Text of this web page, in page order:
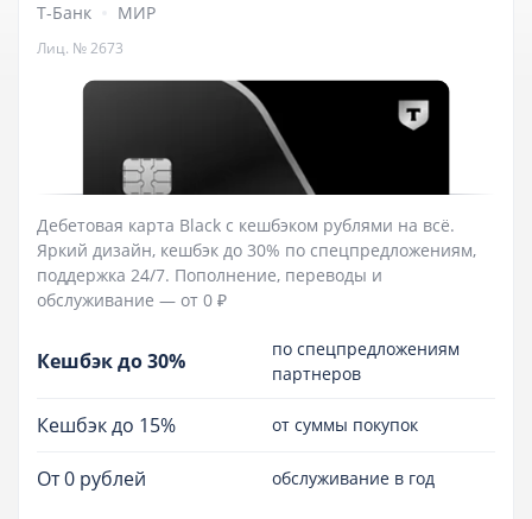
Т-Банк МИР
Лиц. № 2673
Дебетовая карта Black c кешбэком рублями на всё.
Яркий дизайн, кешбэк до 30% по спецпредложениям,
поддержка 24/7. Пополнение, переводы и
обслуживание — от 0 ₽
Кешбэк до 30%
по спецпредложениям
партнеров
Кешбэк до 15% от суммы покупок
От 0 рублей обслуживание в год